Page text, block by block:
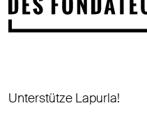
Unterstütze Lapurla!